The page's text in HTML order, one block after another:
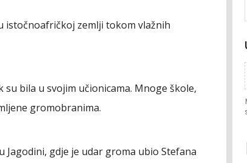
istočnoafričkoj zemlji tokom vlažnih
su bila u svojim učionicama. Mnoge škole,
gromobranima.
Jagodini, gdje je udar groma ubio Stefana